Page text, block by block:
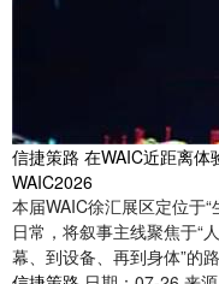
信捷策路 在WAIC近距离
WAIC2026
本届WAIC徐汇展区定位于
日常，将叙事主线聚焦于“
幕、到设备、再到身体”的